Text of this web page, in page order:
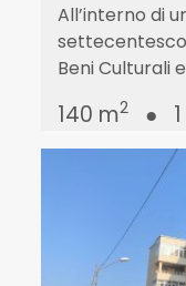
All’interno di
Beni Culturali e
140 m2 ●